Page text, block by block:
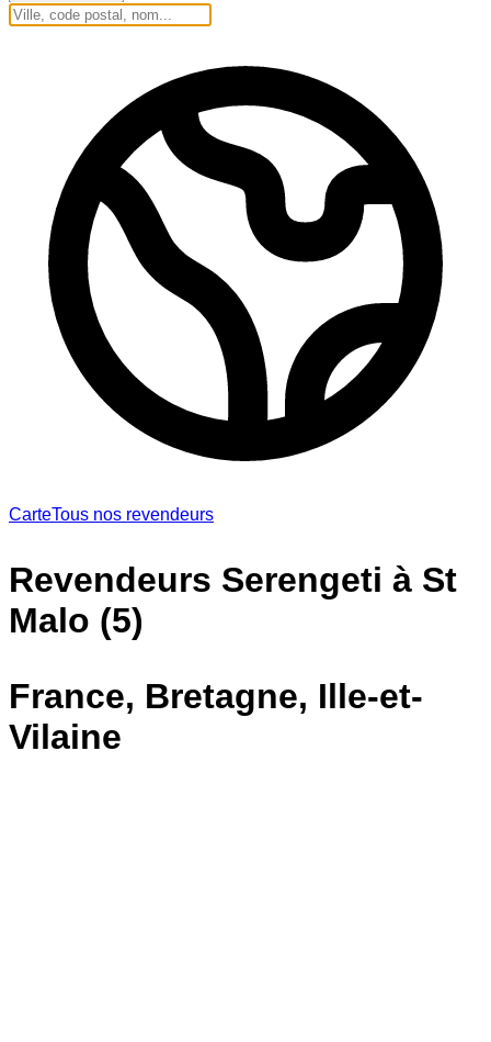
CarteTous nos revendeurs
Revendeurs Serengeti à St
Malo (5)
France, Bretagne, Ille-et-
Vilaine